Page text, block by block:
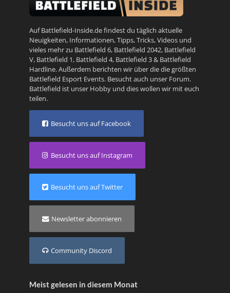
Auf Battlefield-Inside.de findest du täglich aktuelle
Neuigkeiten, Informationen, Tipps, Tricks, Videos und
vieles mehr zu Battlefield 6, Battlefield 2042, Battlefield
V, Battlefield 1, Battlefield 4, Battlefield 3& Battlefield
Hardline. Außerdem berichten wir über die die größten
Battlefield Esport Events. Besucht auch unser Forum.
Battlefield ist unser Hobby und dies wollen wir mit euch
teilen.
Besucht uns auf Facebook
Besucht uns auf Instagram
Besucht uns auf Twitter
Newsletter abonnieren
Community Discord
Meist gelesen in diesem Monat